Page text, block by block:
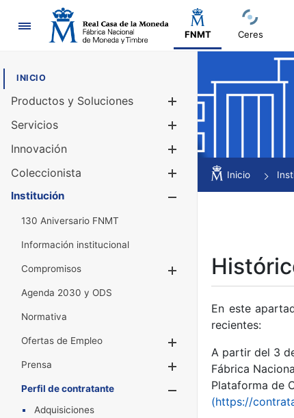
Navegación
FNMT Ceres
INICIO
Productos y Soluciones
Mostrar/
Servicios
Innovación
Coleccionista
Mostrar/
Institución
130 Aniversario FNMT
Información institucional
Compromisos
Mostrar/
Agenda 2030 y ODS
Normativa
Ofertas de Empleo
Prensa
Mostrar/
Perfil de contratante
Mostrar/
Adquisiciones
Inicio
En este
recientes:
A partir del 3
Fábrica
Plataforma de
(https://